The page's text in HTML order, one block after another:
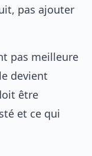
pas ajouter
pas meilleure
devient
être
et ce qui